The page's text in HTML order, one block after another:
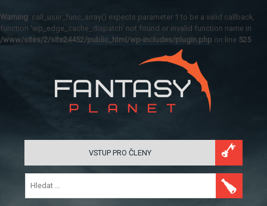
Warning: call_user_func_array() expects parameter 1 to be a valid callback,
function 'wp_edge_cache_dispatch' not found or invalid function name in
/www/sites/2/site24452/public_html/wp-includes/plugin.php on line 525
VSTUP PRO ČLENY